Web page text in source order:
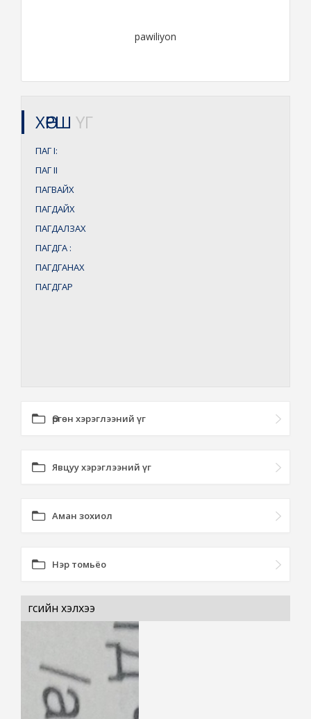
pawiliyon
ХӨРШ ҮГ
ПАГI:
ПАГII
ПАГВАЙХ
ПАГДАЙХ
ПАГДАЛЗАХ
ПАГДГА :
ПАГДГАНАХ
ПАГДГАР
Өргөн хэрэглээний үг
Явцуу хэрэглээний үг
Аман зохиол
Нэр томьёо
үгсийн хэлхээ